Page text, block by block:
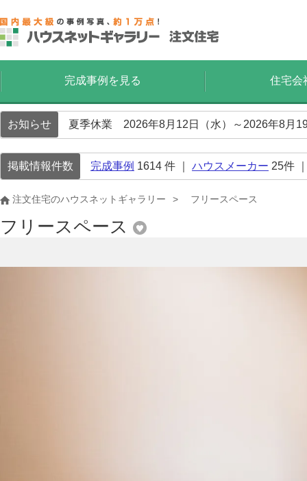
完成事例を見る 住宅会
お知らせ 夏季休業 2026年8月12日（水）～2026年8月
掲載情報件数 完成事例 1614 件 ｜ ハウスメーカー 25件
注文住宅のハウスネットギャラリー フリースペース
フリースペース